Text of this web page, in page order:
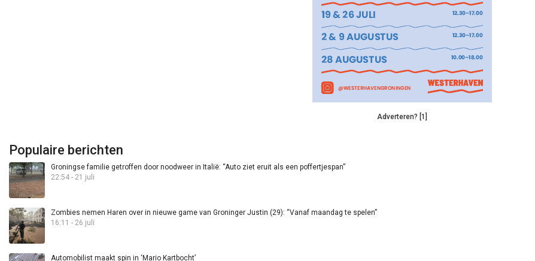
Adverteren? [1]
Populaire berichten
Groningse familie getroffen door noodweer in Italië: “Auto ziet eruit als een poffertjespan”
22:54 - 21 juli
Zombies nemen Haren over in nieuwe game van Groninger Justin (29): “Vanaf maandag te spelen”
16:11 - 26 juli
Automobilist maakt spin in ‘Mario Kartbocht’